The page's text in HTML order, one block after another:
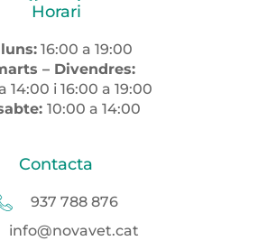
Horari
16:00 a 19:00
– Divendres:
14:00 i 16:00 a 19:00
10:00 a 14:00
Contacta
937 788 876
info@novavet.cat